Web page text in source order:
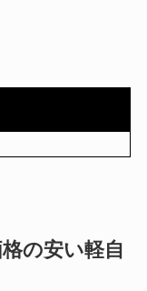
の安い軽自